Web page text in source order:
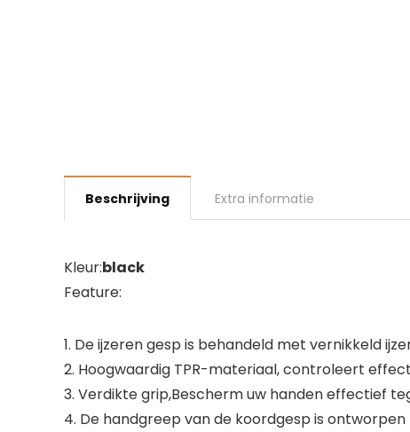
Beschrijving Extra informatie
Kleur:black
Feature:
1. De ijzeren gesp is behandeld met vernikkeld
2. Hoogwaardig TPR-materiaal, controleert
3. Verdikte grip,Bescherm uw handen effectief
4. De handgreep van de koordgesp is